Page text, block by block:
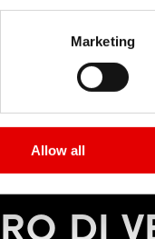
Marketing
Allow all
utile
DI